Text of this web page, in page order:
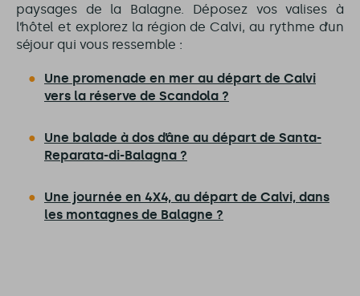
paysages de la Balagne. Déposez vos valises à
l’hôtel et explorez la région de Calvi, au rythme d’un
séjour qui vous ressemble :
Une promenade en mer au départ de Calvi
vers la réserve de Scandola ?
Une balade à dos d’âne au départ de Santa-
Reparata-di-Balagna ?
Une journée en 4X4, au départ de Calvi, dans
les montagnes de Balagne ?